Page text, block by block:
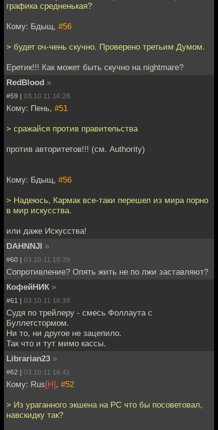
графика средненькая?
Кому: Бдыщ, #56
> будет оч-чень скучно. Проверено третьим Думом.
Еретик!!! Как может быть скучно на nightmare?
RedBlood »
#59 | 03.10.11 16:28
Кому: Пень, #51
> сражайся против правительства
против авторитетов!!! (см. Authority)
Кому: Бдыщ, #56
> Надеюсь, Кармак все-таки перешел из мира порно
в мир искусства.
или даже Искусства!
DAHNNJI »
#60 | 03.10.11 16:39
Сопротивление? Опять жить не по лжи заставляют?
КофейНИК »
#61 | 03.10.11 16:39
Судя по трейлеру - смесь Фоллаута с
Буллетстормом.
Ни то, ни другое не зацепило.
Так что и тут мимо кассы.
Librarian23 »
#62 | 03.10.11 16:41
Кому: Rus[H], #52
> Из ураганного экшена на PC что бы посоветовал,
навскидку так?